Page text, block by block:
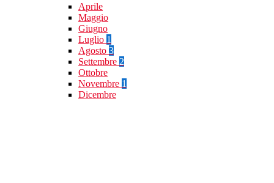
Aprile
Maggio
Giugno
Luglio 1
Agosto 3
Settembre 2
Ottobre
Novembre 1
Dicembre